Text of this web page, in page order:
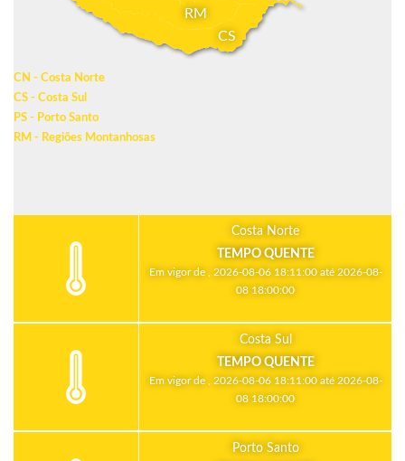
CS
RM
CN - Costa Norte
CS - Costa Sul
PS - Porto Santo
RM - Regiões Montanhosas
Costa Norte
TEMPO QUENTE
Em vigor de , 2026-08-06 18:11:00 até 2026-08-
08 18:00:00
Costa Sul
TEMPO QUENTE
Em vigor de , 2026-08-06 18:11:00 até 2026-08-
08 18:00:00
Porto Santo